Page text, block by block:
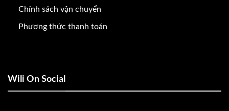
Chính sách vận chuyển
Phương thức thanh toán
Wili On Social